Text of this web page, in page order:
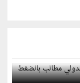
الدولي مطالب